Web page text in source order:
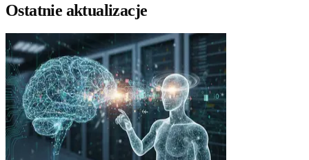
Ostatnie aktualizacje